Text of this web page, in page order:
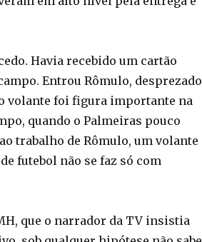
Havia recebido um cartão
Entrou Rômulo, desprezado
volante foi figura importante na
quando o Palmeiras pouco
trabalho de Rômulo, um volante
futebol não se faz só com
que o narrador da TV insistia